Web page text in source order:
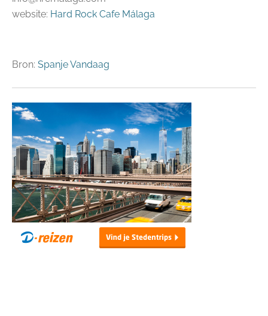
website: Hard Rock Cafe Málaga
Bron: Spanje Vandaag